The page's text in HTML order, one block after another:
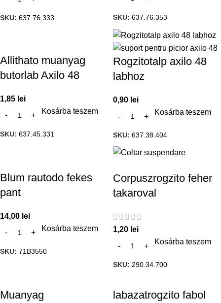
SKU: 637.76.333 SKU: 637.76.353
Allithato muanyag
butorlab Axilo 48
1,85 lei
Kosárba teszem
SKU: 637.45.331
Rogzitotalp axilo 48
labhoz
0,90 lei
Kosárba teszem
SKU: 637.38.404
Blum rautodo fekes
pant
14,00 lei
Kosárba teszem
SKU: 71B3550
Corpuszrogzito feher
takaroval
1,20 lei
Kosárba teszem
SKU: 290.34.700
Muanyag
labazatrogzito fabol